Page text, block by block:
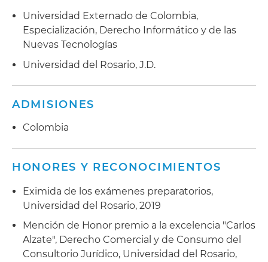
Universidad Externado de Colombia,
Especialización, Derecho Informático y de las
Nuevas Tecnologías
Universidad del Rosario, J.D.
ADMISIONES
Colombia
HONORES Y RECONOCIMIENTOS
Eximida de los exámenes preparatorios,
Universidad del Rosario, 2019
Mención de Honor premio a la excelencia "Carlos
Alzate", Derecho Comercial y de Consumo del
Consultorio Jurídico, Universidad del Rosario,